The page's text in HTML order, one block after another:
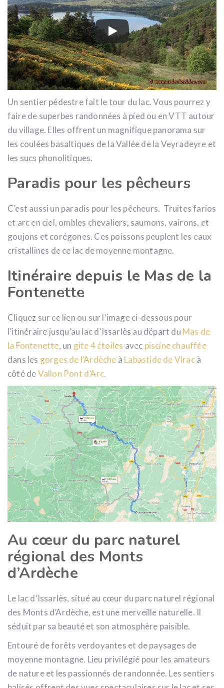
Un sentier pédestre fait le tour du lac. Vous pourrez y
faire de superbes randonnées à pied ou en VTT autour
du village. Elles offrent un magnifique panorama sur
les coulées basaltiques de la Vallée de la Veyradeyre et
les sucs phonolitiques.
Paradis pour les pêcheurs
C’est aussi un paradis pour les pêcheurs. Truites farios
et arc en ciel, ombles chevaliers, saumons, vairons, et
goujons et corégones. Ces poissons peuplent les eaux
cristallines de ce lac de moyenne montagne.
Itinéraire depuis le Mas de la
Fontenette
Cliquez sur ce lien ou sur l’image ci-dessous pour
l’itinéraire jusqu’au lac d’Issarlès au départ du Mas de
la Fontenette, un gite 4 étoiles avec piscine chauffée
dans les gorges de l’Ardèche à Labastide de Viracà
côté deVallon Pont d’Arc.
Au cœur du parc naturel
régional des Monts
d’Ardèche
Le lac d’Issarlès, situé au cœur du parc naturel régional
des Monts d’Ardèche, est une merveille naturelle. Il
séduit par sa beauté et son atmosphère paisible.
Entouré de forêts verdoyantes et de paysages de
moyenne montagne. Lieu privilégié pour les amateurs
de nature et les passionnés de randonnée. Les sentiers